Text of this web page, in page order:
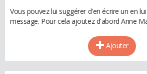
Vous pouvez lui suggérer d'en écrire un en
message. Pour cela ajoutez d'abord Anne
Ajouter